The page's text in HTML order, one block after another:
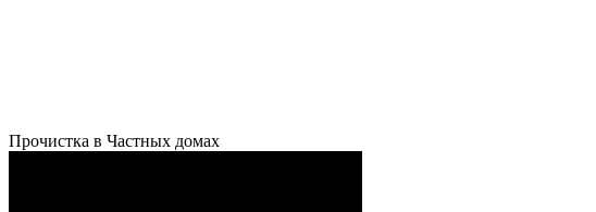
Прочистка в Частных домах